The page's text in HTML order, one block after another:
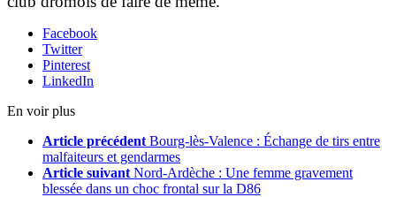
Facebook
Twitter
Pinterest
LinkedIn
En voir plus
Article précédent Bourg-lès-Valence : Échange de tirs entre
malfaiteurs et gendarmes
Article suivant Nord-Ardèche : Une femme gravement
blessée dans un choc frontal sur la D86